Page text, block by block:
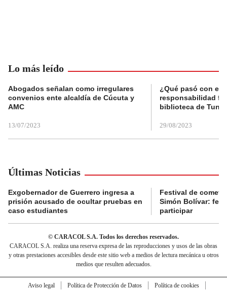
Lo más leído
Abogados señalan como irregulares
convenios ente alcaldía de Cúcuta y
AMC
13/07/2023
¿Qué pasó con el
responsabilidad
biblioteca de
29/08/2023
Últimas Noticias
Exgobernador de Guerrero ingresa a
prisión acusado de ocultar pruebas en
caso estudiantes
Festival de
Simón Bolívar:
participar
© CARACOL S.A. Todos los derechos reservados.
CARACOL S.A. realiza una reserva expresa de las reproducciones y usos de las obras
y otras prestaciones accesibles desde este sitio web a medios de lectura mecánica u otros
medios que resulten adecuados.
Aviso legal Política de Protección de Datos
Política de cookies